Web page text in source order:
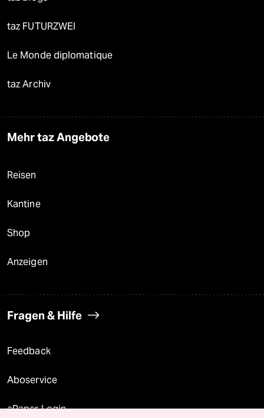
taz FUTURZWEI
Le Monde diplomatique
taz Archiv
Mehr taz Angebote
Reisen
Kantine
Shop
Anzeigen
Fragen & Hilfe
Feedback
Aboservice
ePaper Login